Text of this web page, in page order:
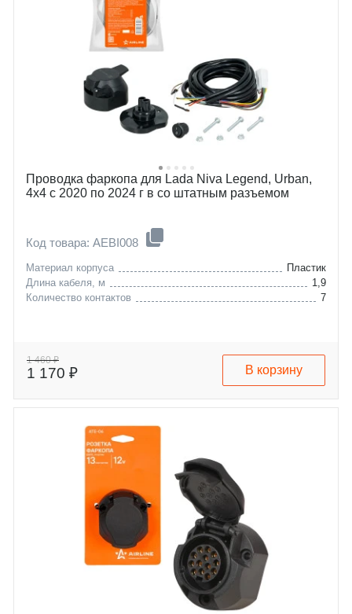
Проводка фаркопа для Lada Niva Legend, Urban,
4x4 c 2020 по 2024 г в со штатным разъемом
Код товара: AEBI008
Материал корпуса
Пластик
Длина кабеля, м
1,9
Количество контактов
7
1 460 ₽
1 170 ₽ В корзину